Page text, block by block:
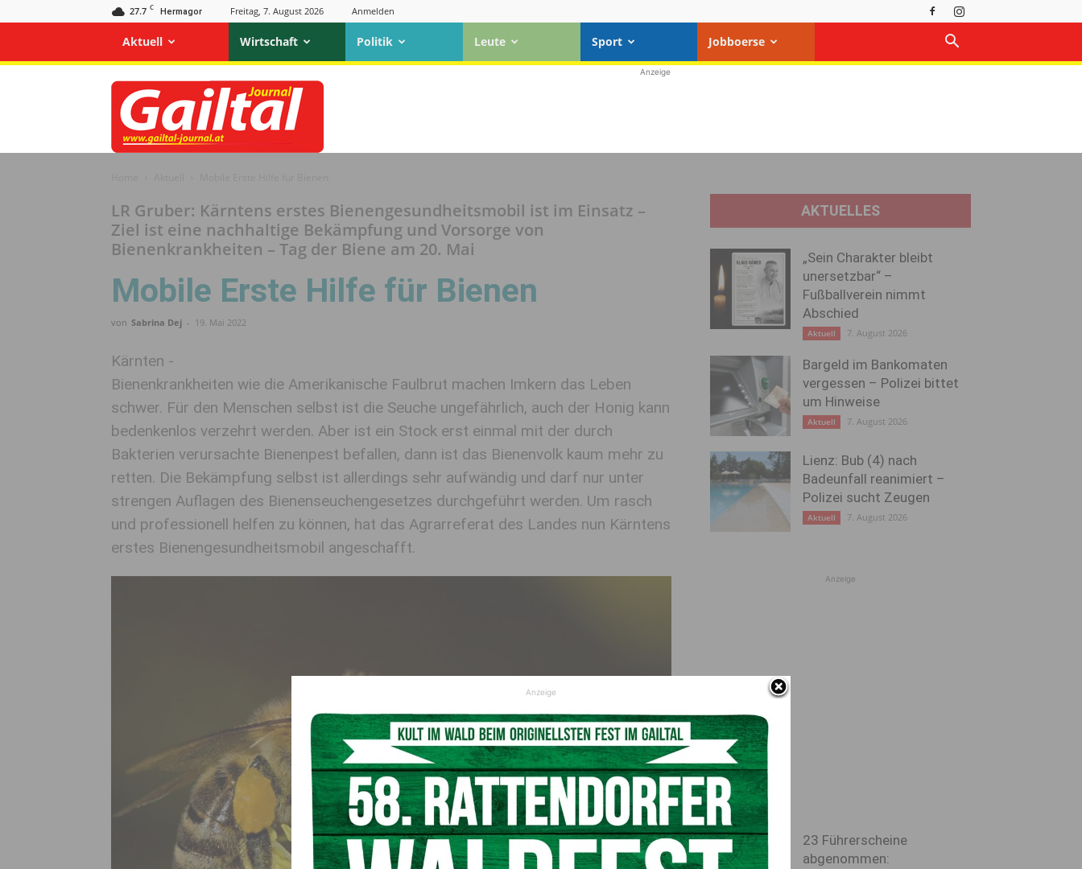
27.7 C Hermagor Freitag, 7. August 2026 Anmelden
Aktuell Wirtschaft Politik Leute Sport Jobboerse
Gailtal
Journal
Anzeige
LR Gruber: Kärntens erstes Bienengesundheitsmobil ist im Einsatz –
Ziel ist eine nachhaltige Bekämpfung und Vorsorge von
Bienenkrankheiten – Tag der Biene am 20. Mai
Mobile Erste Hilfe für Bienen
von Sabrina Dej - 19. Mai 2022
Kärnten -
Bienenkrankheiten wie die Amerikanische Faulbrut machen Imkern das Leben
schwer. Für den Menschen selbst ist die Seuche ungefährlich, auch der Honig kann
bedenkenlos verzehrt werden. Aber ist ein Stock erst einmal mit der durch
Bakterien verursachte Bienenpest befallen, dann ist das Bienenvolk kaum mehr zu
retten. Die Bekämpfung selbst ist allerdings sehr aufwändig und darf nur unter
strengen Auflagen des Bienenseuchengesetzes durchgeführt werden. Um rasch
und professionell helfen zu können, hat das Agrarreferat des Landes nun Kärntens
erstes Bienengesundheitsmobil angeschafft.
AKTUELLES
„Sein Charakter bleibt
unersetzbar“ –
Fußballverein nimmt
Abschied
Aktuell 7. August 2026
Bargeld im Bankomaten
vergessen – Polizei bittet
um Hinweise
Aktuell 7. August 2026
Lienz: Bub (4) nach
Badeunfall reanimiert –
Polizei sucht Zeugen
Aktuell 7. August 2026
Anzeige
23 Führerscheine
abgenommen:
Anzeige